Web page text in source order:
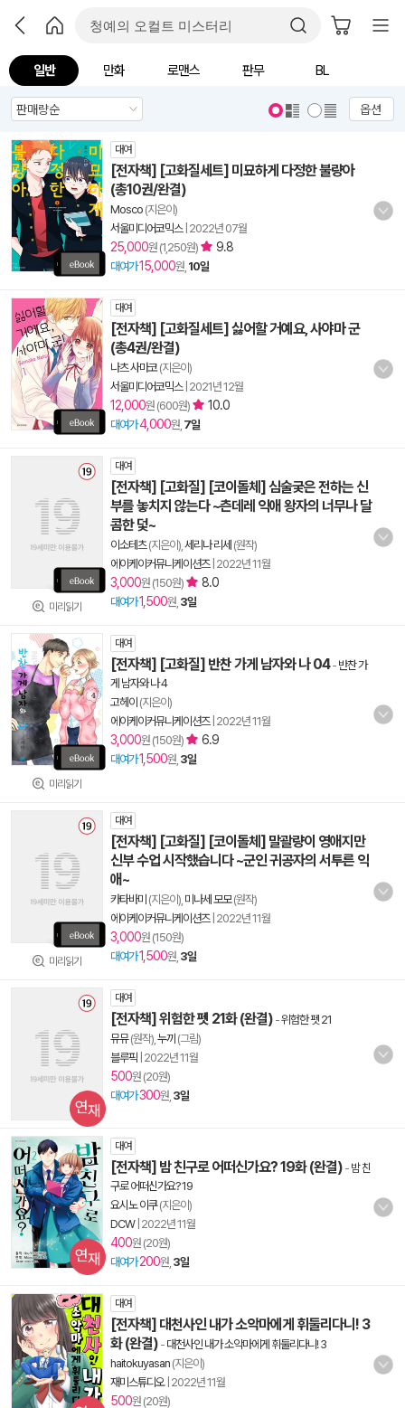
일반 만화 로맨스 판무 BL
옵션
대여
[전자책] [고화질세트] 미묘하게 다정한 불량아
(총10권/완결)
Mosco (지은이)
서울미디어코믹스| 2022년 07월
25,000원 (1,250원) 9.8
대여가15,000원, 10일
대여
[전자책] [고화질세트] 싫어할 거예요, 사야마 군
(총4권/완결)
나츠 사마코(지은이)
서울미디어코믹스| 2021년 12월
12,000원 (600원) 10.0
대여가4,000원, 7일
미리읽기
대여
[전자책] [고화질] [코이돌체] 심술궂은 전하는 신
부를 놓치지 않는다 ~츤데레 익애 왕자의 너무나 달
콤한 덫~
이소테츠(지은이), 세리나 리세 (원작)
에이케이커뮤니케이션즈| 2022년 11월
3,000원 (150원) 8.0
대여가1,500원, 3일
미리읽기
대여
[전자책] [고화질] 반찬 가게 남자와 나 04- 반찬 가
게 남자와 나 4
고헤이 (지은이)
에이케이커뮤니케이션즈| 2022년 11월
3,000원 (150원) 6.9
대여가1,500원, 3일
미리읽기
대여
[전자책] [고화질] [코이돌체] 말괄량이 영애지만
신부 수업 시작했습니다 ~군인 귀공자의 서투른 익
애~
카타바미 (지은이), 미나세 모모(원작)
에이케이커뮤니케이션즈| 2022년 11월
3,000원 (150원)
대여가1,500원, 3일
대여
[전자책] 위험한 펫 21화 (완결) -위험한 펫 21
뮤뮤(원작), 누끼 (그림)
블루픽 2022년 11월
500원 (20원)
대여가300원, 3일
대여
[전자책] 밤 친구로 어떠신가요? 19화 (완결) - 밤 친
구로 어떠신가요? 19
요시노 이쿠(지은이)
DCW| 2022년 11월
400원 (20원)
대여가 200원, 3일
대여
[전자책] 대천사인 내가 소악마에게 휘둘리다니! 3
화 (완결) - 대천사인 내가 소악마에게 휘둘리다니! 3
haitokuyasan (지은이)
재미스튜디오| 2022년 11월
500원 (20원)